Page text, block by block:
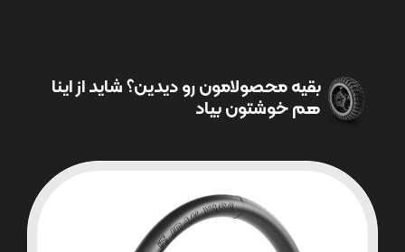
بقیه محصولامون رو دیدین؟ شاید از اینا
هم خوشتون بیاد